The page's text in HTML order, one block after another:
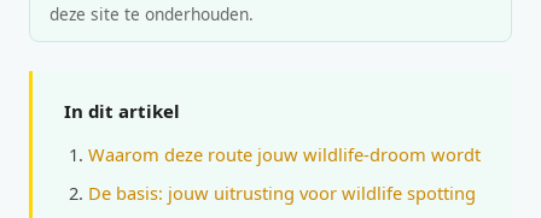
deze site te onderhouden.
In dit artikel
Waarom deze route jouw wildlife-droom wordt
De basis: jouw uitrusting voor wildlife spotting